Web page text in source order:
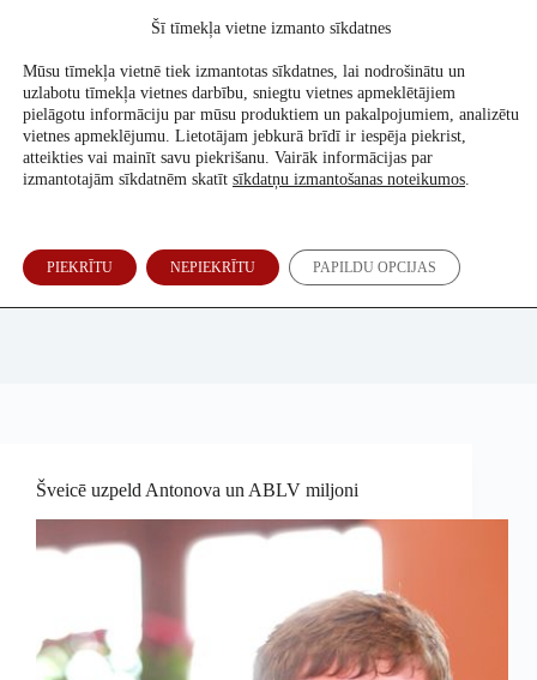
Atbalsti mūs
Šarūnas Černiauskas (15min.lt), Eliisa Matsalu (Aripaev)
Šveicē uzpeld Antonova un ABLV miljoni
Šī tīmekļa vietne izmanto sīkdatnes
Mūsu tīmekļa vietnē tiek izmantotas sīkdatnes, lai nodrošinātu un
uzlabotu tīmekļa vietnes darbību, sniegtu vietnes apmeklētājiem
pielāgotu informāciju par mūsu produktiem un pakalpojumiem, analizētu
vietnes apmeklējumu. Lietotājam jebkurā brīdī ir iespēja piekrist,
atteikties vai mainīt savu piekrišanu. Vairāk informācijas par
izmantotajām sīkdatnēm skatīt sīkdatņu izmantošanas noteikumos.
PIEKRĪTU NEPIEKRĪTU PAPILDU OPCIJAS